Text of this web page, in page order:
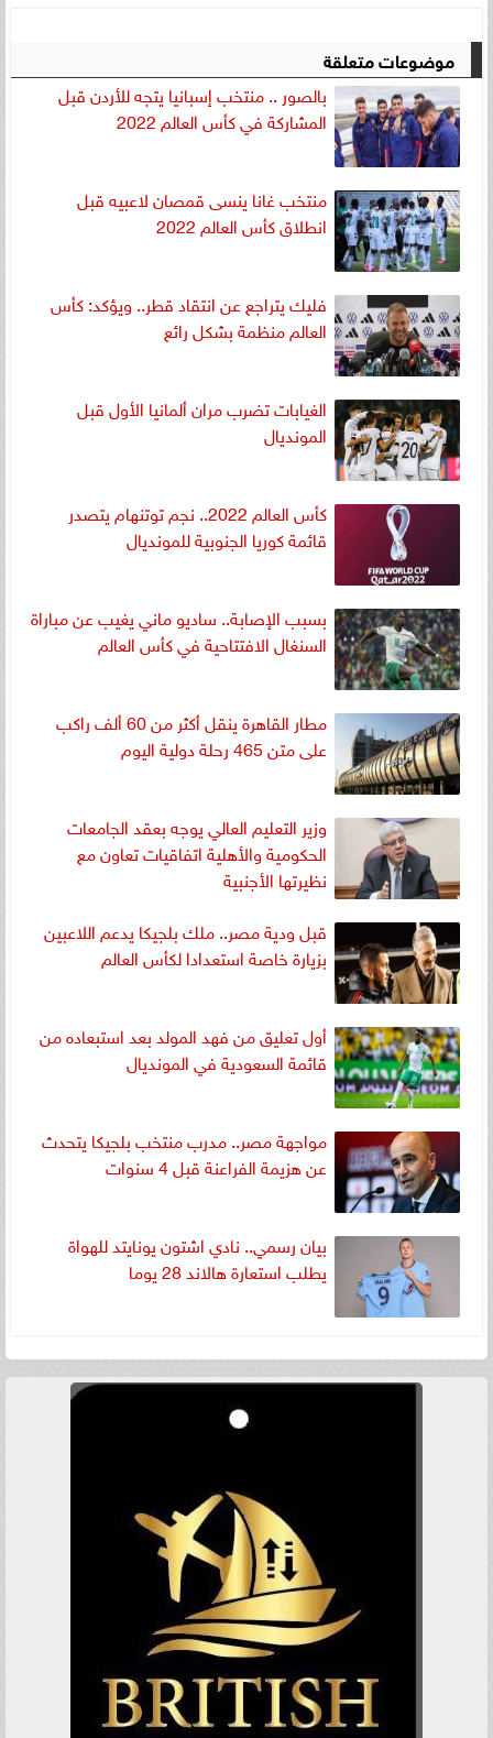
موضوعات متعلقة
بالصور .. منتخب إسبانيا يتجه للأردن قبل
المشاركة في كأس العالم 2022
منتخب غانا ينسى قمصان لاعبيه قبل
انطلاق كأس العالم 2022
فليك يتراجع عن انتقاد قطر.. ويؤكد: كأس
العالم منظمة بشكل رائع
الغيابات تضرب مران ألمانيا الأول قبل
المونديال
كأس العالم 2022.. نجم توتنهام يتصدر
قائمة كوريا الجنوبية للمونديال
بسبب الإصابة.. ساديو ماني يغيب عن مباراة
السنغال الافتتاحية في كأس العالم
مطار القاهرة ينقل أكثر من 60 ألف راكب
على متن 465 رحلة دولية اليوم
وزير التعليم العالي يوجه بعقد الجامعات
الحكومية والأهلية اتفاقيات تعاون مع
نظيرتها الأجنبية
قبل ودية مصر.. ملك بلجيكا يدعم اللاعبين
بزيارة خاصة استعدادا لكأس العالم
أول تعليق من فهد المولد بعد استبعاده من
قائمة السعودية في المونديال
مواجهة مصر.. مدرب منتخب بلجيكا يتحدث
عن هزيمة الفراعنة قبل 4 سنوات
بيان رسمي.. نادي اشتون يونايتد للهواة
يطلب استعارة هالاند 28 يوما